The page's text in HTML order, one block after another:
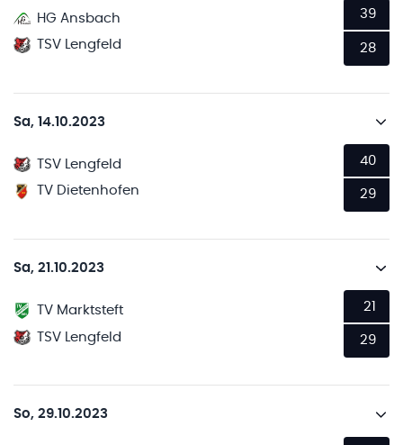
HG Ansbach
TSV Lengfeld
39
28
Sa, 14.10.2023
TSV Lengfeld
TV Dietenhofen
40
29
Sa, 21.10.2023
TV Marktsteft
TSV Lengfeld
21
29
So, 29.10.2023